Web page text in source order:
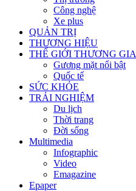
Công nghệ
Xe plus
QUẢN TRỊ
THƯƠNG HIỆU
THẾ GIỚI THƯƠNG GIA
Gương mặt nổi bật
Quốc tế
SỨC KHỎE
TRẢI NGHIỆM
Du lịch
Thời trang
Đời sống
Multimedia
Infographic
Video
Emagazine
Epaper